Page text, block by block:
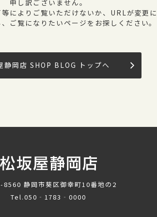
申し訳ございません。
によりご覧いただけないか、URLが変更に
ご覧になりたいページをお探しください。
静岡店 SHOP BLOG トップへ
8560静岡市葵区御幸町10番地の2
Tel.050‐1783‐0000